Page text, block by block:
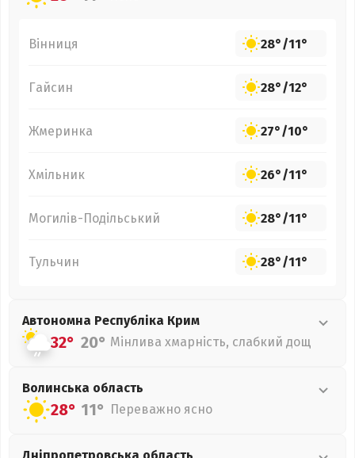
Вінниця 28°/11°
Гайсин 28°/12°
Жмеринка 27°/10°
Хмільник 26°/11°
Могилів-Подільський 28°/11°
Тульчин 28°/11°
Автономна Республіка Крим
32° 20° Мінлива хмарність, слабкий дощ
Волинська область
28° 11° Переважно ясно